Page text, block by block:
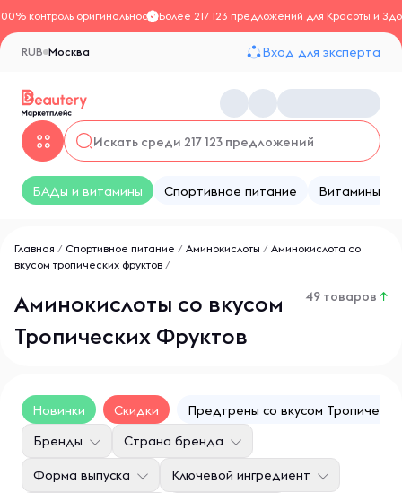
контроль оригинальностиБолее 217 123 предложений для Красоты и
Москва
RUB Вход для эксперта
БАДы и витамины Спортивное питание Витамины
Главная / Спортивное питание / Аминокислоты / Аминокислота со
вкусом тропических фруктов /
Аминокислоты со вкусом
Тропических Фруктов
49 товаров ↑
Новинки Скидки Предтрены со вкусом
Бренды Страна бренда
Форма выпуска Ключевой ингредиент